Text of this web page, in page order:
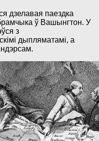
дзелавая паездка
ў Вашынгтон. У
з
дыпляматамі, а